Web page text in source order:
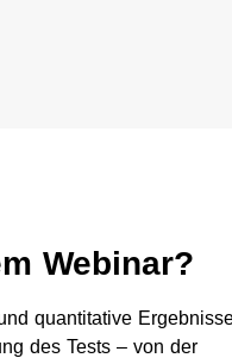
Webinar?
quantitative
des Tests – von der